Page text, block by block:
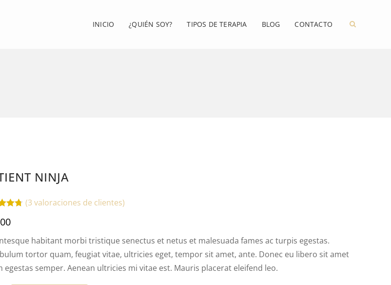
INICIO ¿QUIÉN SOY? TIPOS DE TERAPIA BLOG CONTACTO
NINJA
de
(3 valoraciones de clientes)
habitant morbi tristique senectus et netus et malesuada fames ac turpis egestas.
tortor quam, feugiat vitae, ultricies eget, tempor sit amet, ante. Donec eu libero sit amet
egestas semper. Aenean ultricies mi vitae est. Mauris placerat eleifend leo.